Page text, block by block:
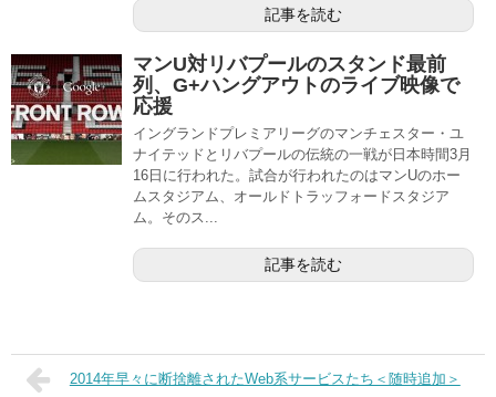
記事を読む
マンU対リバプールのスタンド最前
列、G+ハングアウトのライブ映像で
応援
イングランドプレミアリーグのマンチェスター・ユ
ナイテッドとリバプールの伝統の一戦が日本時間3月
16日に行われた。試合が行われたのはマンUのホー
ムスタジアム、オールドトラッフォードスタジア
ム。そのス...
記事を読む
2014年早々に断捨離されたWeb系サービスたち＜随時追加＞